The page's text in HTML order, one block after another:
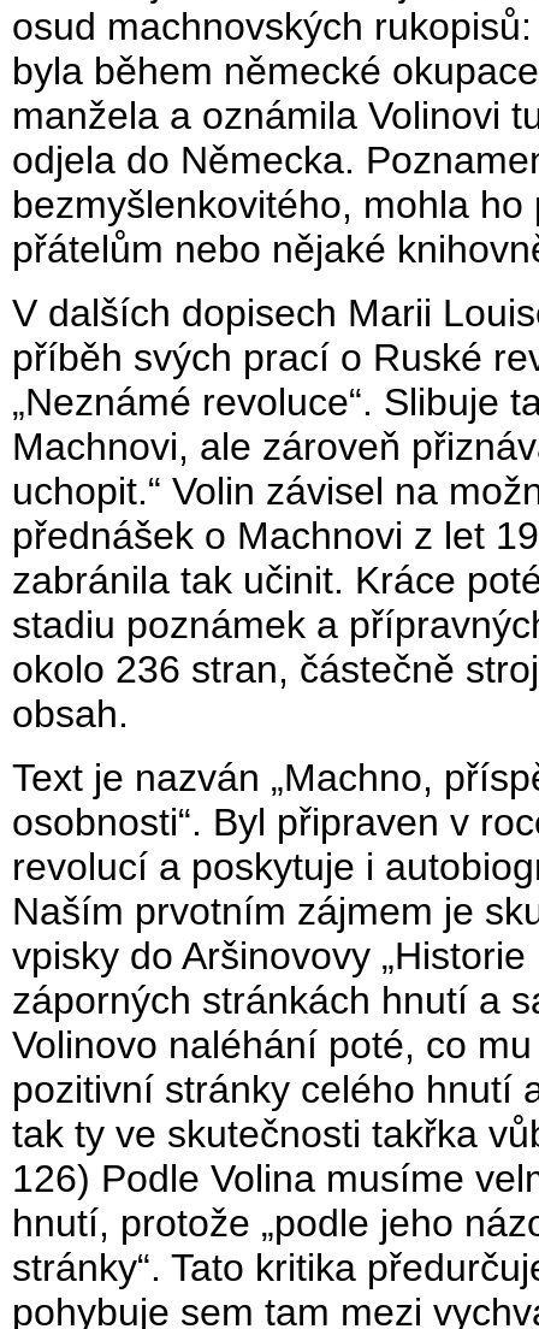
osud machnovských
byla během německé
manžela a oznámila Volinovi
odjela do Německa.
bezmyšlenkovitého, mohla
přátelům nebo nějaké
V dalších dopisech Marii
příběh svých prací o Ruské
„Neznámé revoluce“. Slibuje
Machnovi, ale zároveň
uchopit.“ Volin závisel na
přednášek o Machnovi z let
zabránila tak učinit. Kráce
stadiu poznámek a
okolo 236 stran, částečně
obsah.
Text je nazván „Machno,
osobnosti“. Byl připraven v
revolucí a poskytuje i
Naším prvotním zájmem je
vpisky do Aršinovovy
záporných stránkách hnutí a
Volinovo naléhání poté, co
pozitivní stránky celého hnutí
tak ty ve skutečnosti takřka
126) Podle Volina musíme
hnutí, protože „podle jeho
stránky“. Tato kritika
pohybuje sem tam mezi